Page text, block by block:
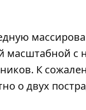
масштабной с
. К
о двух